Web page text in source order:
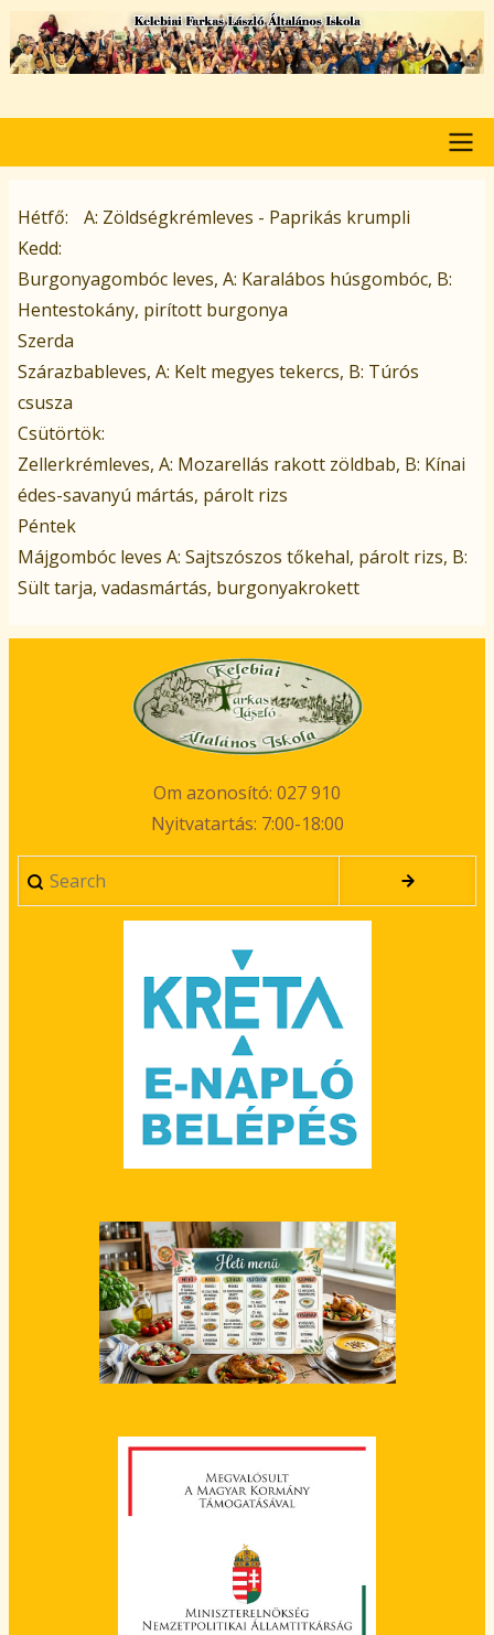
Ugrás
tartalomra
Hétfő
A: Zöldségkrémleves - Paprikás krumpli
Kedd
Burgonyagombóc leves, A: Karalábos húsgombóc, B:
Hentestokány, pirított burgonya
Szerda
Szárazbableves, A: Kelt megyes tekercs, B: Túrós
csusza
Csütörtök
Zellerkrémleves, A: Mozarellás rakott zöldbab, B: Kínai
édes-savanyú mártás, párolt rizs
Péntek
Májgombóc leves A: Sajtszószos tőkehal, párolt rizs, B:
Sült tarja, vadasmártás, burgonyakrokett
Om azonosító: 027 910
Nyitvatartás: 7:00-18:00
Search